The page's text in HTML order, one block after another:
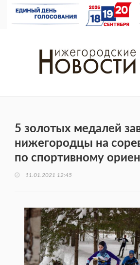
5 золотых медалей
нижегородцы на
по спортивному
11.01.2021 12:45